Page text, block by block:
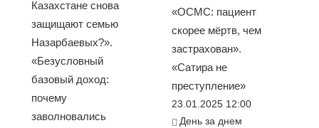
Казахстане снова
защищают семью
Назарбаевых?».
«Безусловный
базовый доход:
почему
заволновались
«ОСМС: пациент
скорее мёртв, чем
застрахован».
«Сатира не
преступление»
23.01.2025 12:00
День за днем